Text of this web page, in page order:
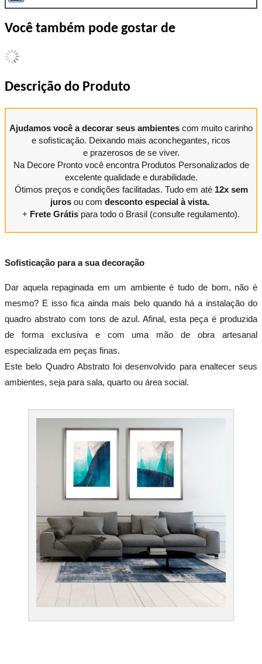
Você também pode gostar de
Descrição do Produto
Ajudamos você a decorar seus ambientes com muito carinho
e sofisticação. Deixando mais aconchegantes, ricos
e prazerosos de se viver.
Na Decore Pronto você encontra Produtos Personalizados de
excelente qualidade e durabilidade.
Ótimos preços e condições facilitadas. Tudo em até 12x sem
juros ou com desconto especial à vista.
+ Frete Grátis para todo o Brasil (consulte regulamento).
Sofisticação para a sua decoração
Dar aquela repaginada em um ambiente é tudo de bom, não é
mesmo? E isso fica ainda mais belo quando há a instalação do
quadro abstrato com tons de azul. Afinal, esta peça é produzida
de forma exclusiva e com uma mão de obra artesanal
especializada em peças finas.
Este belo Quadro Abstrato foi desenvolvido para enaltecer seus
ambientes, seja para sala, quarto ou área social.